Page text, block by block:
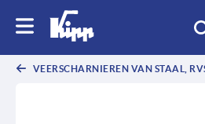
VEERSCHARNIEREN VAN STAAL,